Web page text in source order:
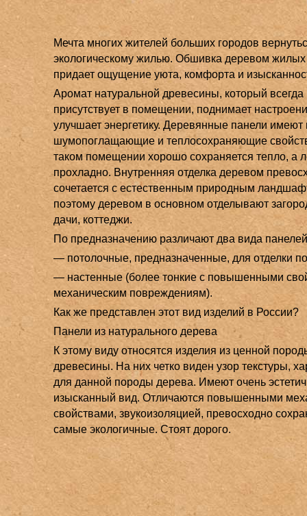
Мечта многих жителей больших городов
экологическому жилью. Обшивка деревом
придает ощущение уюта, комфорта и
Аромат натуральной древесины, который всегда
присутствует в помещении, поднимает
улучшает энергетику. Деревянные панели имеют
шумопоглащающие и теплосохраняющие
таком помещении хорошо сохраняется тепло, а
прохладно. Внутренняя отделка деревом
сочетается с естественным природным
поэтому деревом в основном отделывают
дачи, коттеджи.
По предназначению различают два вида
— потолочные, предназначенные, для отделки
— настенные (более тонкие с повышенными
механическим повреждениям).
Как же представлен этот вид изделий в России?
Панели из натурального дерева
К этому виду относятся изделия из ценной
древесины. На них четко виден узор текстуры,
для данной породы дерева. Имеют очень
изысканный вид. Отличаются повышенными
свойствами, звукоизоляцией, превосходно
самые экологичные. Стоят дорого.